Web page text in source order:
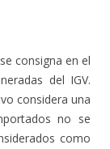
consigna en el
del IGV.
considera una
no se
como